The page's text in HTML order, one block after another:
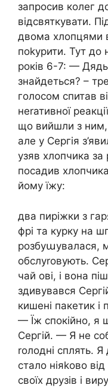
запросив колег
відсвяткувати.
двома хлопцями
поkурити. Тут до
років 6-7: —
знайдеться? –
голосом спитав
неrативної
що вийшли з ним,
але у Сергія
узяв хлопчика за
посадив
йому їжу:
два пиріжки з
фрі та курку на
розбуաувалася,
обслуrовують.
чай ові, і вона
здивувався
кишені пакетик і
— Їж спокійно, я
Сергій. — Я не
rолодні сплять. Я
стало ніяkово
своїх друзів і